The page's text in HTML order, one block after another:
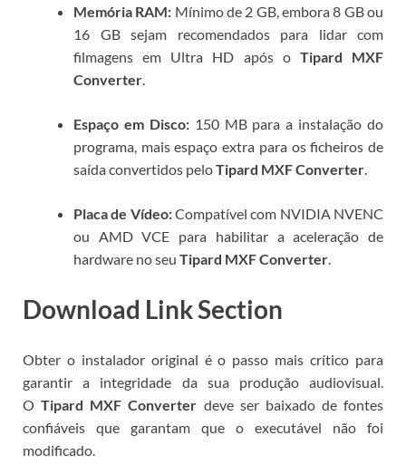
Memória RAM: Mínimo de 2 GB, embora 8 GB ou
16 GB sejam recomendados para lidar com
filmagens em Ultra HD após o Tipard MXF
Converter
Espaço em Disco:150 MB para a instalação do
programa, mais espaço extra para os ficheiros de
saída convertidos peloTipard MXF Converter
Placa de Vídeo:Compatível com NVIDIA NVENC
ou AMD VCE para habilitar a aceleração de
hardware no seu Tipard MXF Converter
Download Link Section
Obter o instalador original é o passo mais crítico para
garantir a integridade da sua produção audiovisual.
OTipard MXF Converter deve ser baixado de fontes
confiáveis que garantam que o executável não foi
modificado.